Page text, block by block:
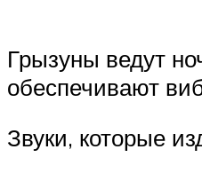
Грызуны ведут
обеспечивают
Звуки, которые